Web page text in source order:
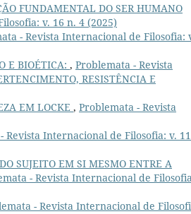
FUNDAMENTAL DO SER HUMANO
v. 16 n. 4 (2025)
- Revista Internacional de Filosofia:
E BIOÉTICA: , Problemata - Revista
RESISTÊNCIA E
EM LOCKE , Problemata - Revista
Revista Internacional de Filosofia: v.
SUJEITO EM SI MESMO ENTRE A
- Revista Internacional de
- Revista Internacional de